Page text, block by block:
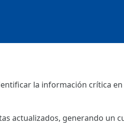
la información crítica
actualizados, generando un